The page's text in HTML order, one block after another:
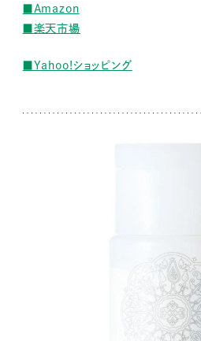
■Amazon
■楽天市場
■Yahoo!ショッピング